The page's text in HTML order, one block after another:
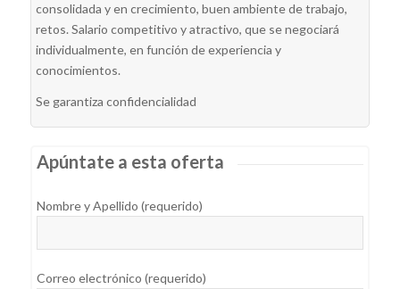
consolidada y en crecimiento, buen ambiente de trabajo,
retos. Salario competitivo y atractivo, que se negociará
individualmente, en función de experiencia y
conocimientos.
Se garantiza confidencialidad
Apúntate a esta oferta
Nombre y Apellido (requerido)
Correo electrónico (requerido)